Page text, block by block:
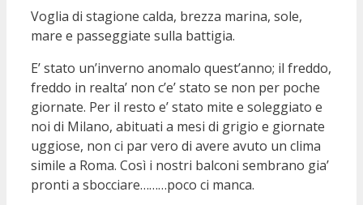
Voglia di stagione calda, brezza marina, sole,
mare e passeggiate sulla battigia.
E’ stato un’inverno anomalo quest’anno; il freddo,
freddo in realta’ non c’e’ stato se non per poche
giornate. Per il resto e’ stato mite e soleggiato e
noi di Milano, abituati a mesi di grigio e giornate
uggiose, non ci par vero di avere avuto un clima
simile a Roma. Così i nostri balconi sembrano gia’
pronti a sbocciare………poco ci manca.